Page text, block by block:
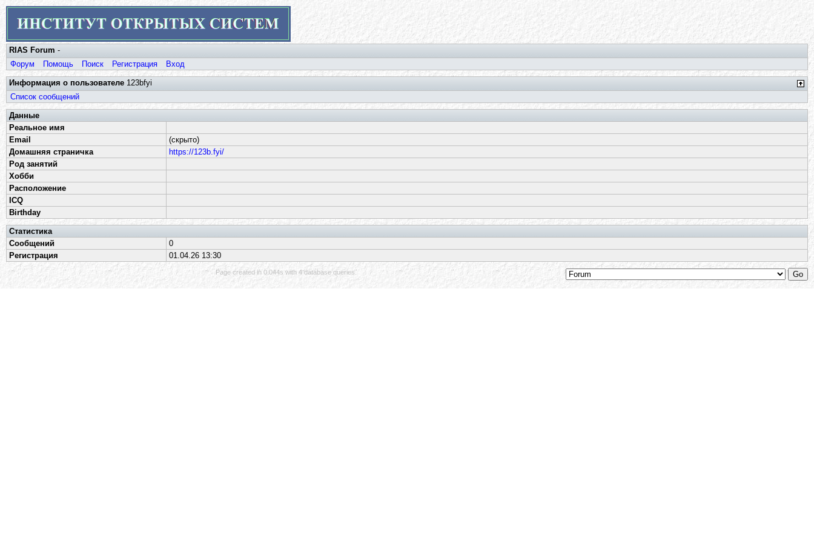
RIAS Forum -
Форум
Помощь Поиск Регистрация Вход
Информация о пользователе 123bfyi
Список сообщений
Данные
Реальное имя
Email
(скрыто)
Домашняя страничка
https://123b.fyi/
Род занятий
Хобби
Расположение
ICQ
Birthday
Статистика
Сообщений
0
Регистрация
01.04.26 13:30
Page created in 0.044s with 4 database queries.